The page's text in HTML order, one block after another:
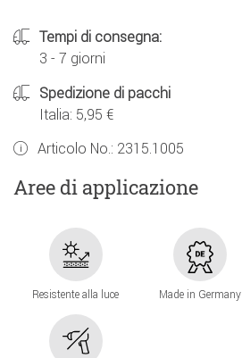
Tempi di consegna:
3 - 7 giorni
Spedizione di pacchi
Italia: 5,95 €
Articolo No.: 2315.1005
Aree di applicazione
Resistente alla luce Made in Germany